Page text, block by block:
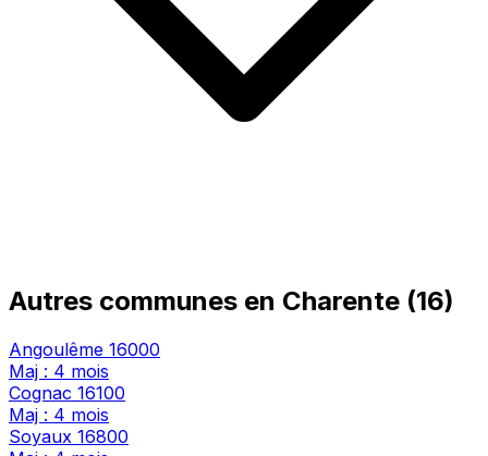
Autres communes en Charente (16)
Angoulême 16000
Maj : 4 mois
Cognac 16100
Maj : 4 mois
Soyaux 16800